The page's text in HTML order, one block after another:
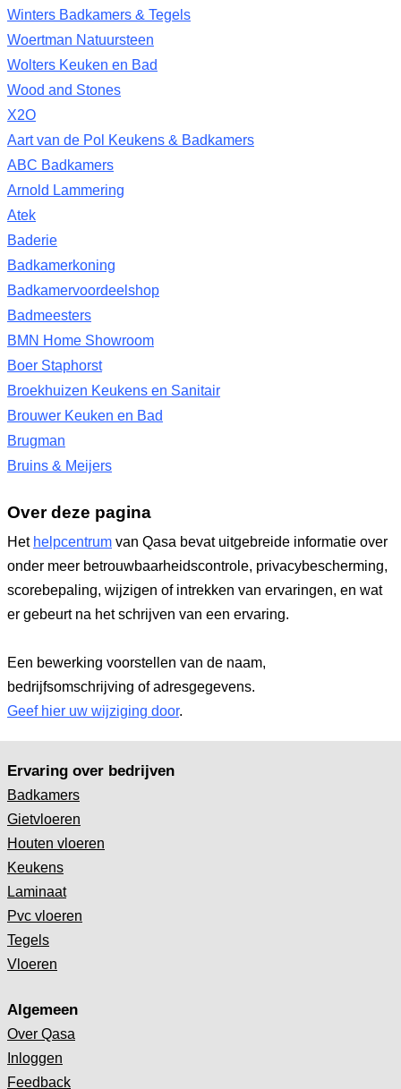
Winters Badkamers & Tegels
Woertman Natuursteen
Wolters Keuken en Bad
Wood and Stones
X2O
Aart van de Pol Keukens & Badkamers
ABC Badkamers
Arnold Lammering
Atek
Baderie
Badkamerkoning
Badkamervoordeelshop
Badmeesters
BMN Home Showroom
Boer Staphorst
Broekhuizen Keukens en Sanitair
Brouwer Keuken en Bad
Brugman
Bruins & Meijers
Over deze pagina
Het helpcentrum van Qasa bevat uitgebreide informatie over
onder meer betrouwbaarheidscontrole, privacybescherming,
scorebepaling, wijzigen of intrekken van ervaringen, en wat
er gebeurt na het schrijven van een ervaring.
Een bewerking voorstellen van de naam,
bedrijfsomschrijving of adresgegevens.
Geef hier uw wijziging door.
Ervaring over bedrijven
Badkamers
Gietvloeren
Houten vloeren
Keukens
Laminaat
Pvc vloeren
Tegels
Vloeren
Algemeen
Over Qasa
Inloggen
Feedback